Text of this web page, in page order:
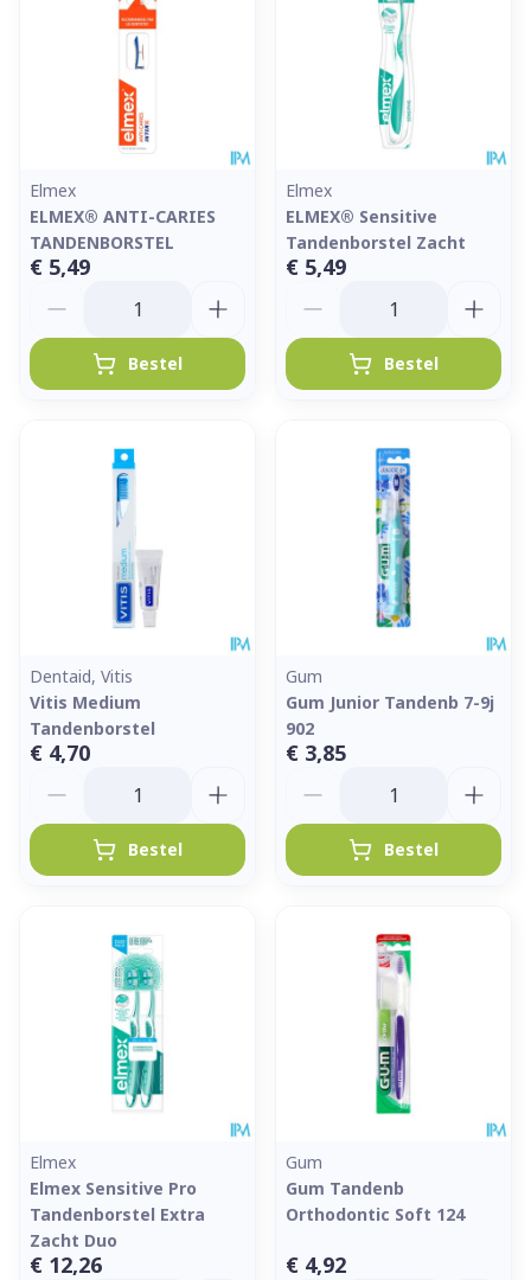
Elmex
ELMEX® ANTI-CARIES
TANDENBORSTEL
€ 5,49
Bestel
Elmex
ELMEX® Sensitive
Tandenborstel Zacht
€ 5,49
Bestel
Dentaid, Vitis
Vitis Medium
Tandenborstel
€ 4,70
Bestel
Gum
Gum Junior Tandenb 7-9j
902
€ 3,85
Bestel
Elmex
Elmex Sensitive Pro
Tandenborstel Extra
Zacht Duo
€ 12,26
Gum
Gum Tandenb
Orthodontic Soft 124
€ 4,92